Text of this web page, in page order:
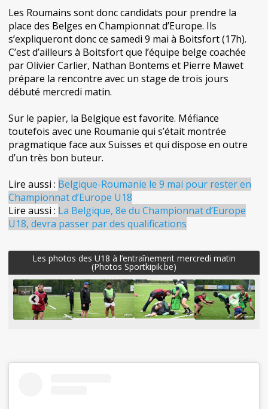
Les Roumains sont donc candidats pour prendre la
place des Belges en Championnat d’Europe. Ils
s’expliqueront donc ce samedi 9 mai à Boitsfort (17h).
C’est d’ailleurs à Boitsfort que l’équipe belge coachée
par Olivier Carlier, Nathan Bontems et Pierre Mawet
prépare la rencontre avec un stage de trois jours
débuté mercredi matin.
Sur le papier, la Belgique est favorite. Méfiance
toutefois avec une Roumanie qui s’était montrée
pragmatique face aux Suisses et qui dispose en outre
d’un très bon buteur.
Lire aussi : Belgique-Roumanie le 9 mai pour rester en
Championnat d’Europe U18
Lire aussi : La Belgique, 8e du Championnat d’Europe
U18, devra passer par des qualifications
Les photos des U18 à l’entraînement mercredi matin
(Photos Sportkipik.be)